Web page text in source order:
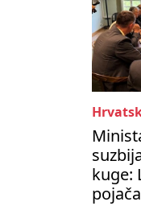
kuge: